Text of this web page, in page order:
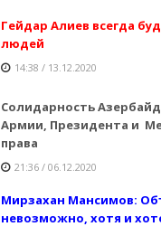
Гейдар Алиев всегда
людей
14:38 / 13.12.2020
Солидарность
Армии, Президента и
права
21:36 / 06.12.2020
Мирзахан Мансимов:
невозможно, хотя и